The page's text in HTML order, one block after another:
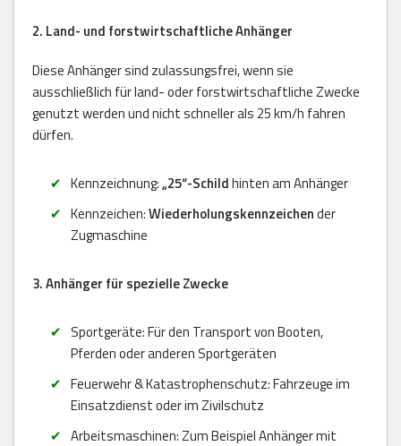
2. Land- und forstwirtschaftliche Anhänger
Diese Anhänger sind zulassungsfrei, wenn sie
ausschließlich für land- oder forstwirtschaftliche Zwecke
genutzt werden und nicht schneller als 25 km/h fahren
dürfen.
Kennzeichnung:„25“-Schildhinten am Anhänger
Kennzeichen:Wiederholungskennzeichender
Zugmaschine
3. Anhänger für spezielle Zwecke
Sportgeräte: Für den Transport von Booten,
Pferden oder anderen Sportgeräten
Feuerwehr & Katastrophenschutz: Fahrzeuge im
Einsatzdienst oder im Zivilschutz
Arbeitsmaschinen: Zum Beispiel Anhänger mit